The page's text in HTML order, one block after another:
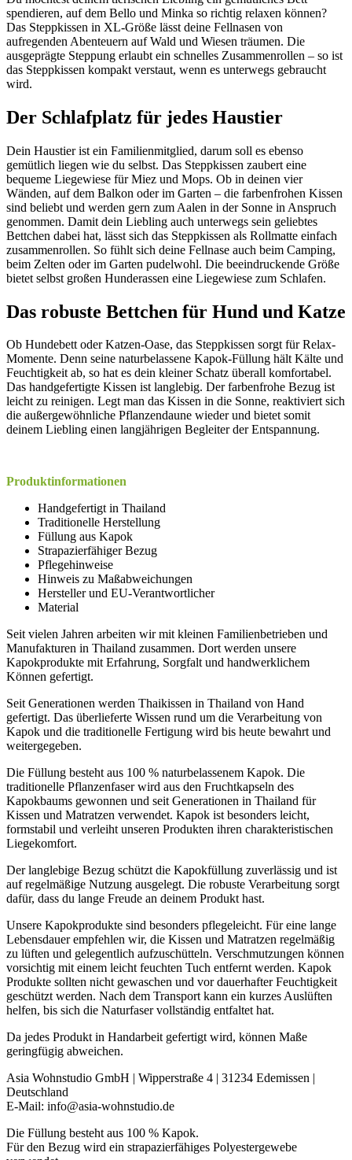
spendieren, auf dem Bello und Minka so richtig relaxen können?
Das Steppkissen in XL-Größe lässt deine Fellnasen von
aufregenden Abenteuern auf Wald und Wiesen träumen. Die
ausgeprägte Steppung erlaubt ein schnelles Zusammenrollen – so ist
das Steppkissen kompakt verstaut, wenn es unterwegs gebraucht
wird.
Der Schlafplatz für jedes Haustier
Dein Haustier ist ein Familienmitglied, darum soll es ebenso
gemütlich liegen wie du selbst. Das Steppkissen zaubert eine
bequeme Liegewiese für Miez und Mops. Ob in deinen vier
Wänden, auf dem Balkon oder im Garten – die farbenfrohen Kissen
sind beliebt und werden gern zum Aalen in der Sonne in Anspruch
genommen. Damit dein Liebling auch unterwegs sein geliebtes
Bettchen dabei hat, lässt sich das Steppkissen als Rollmatte einfach
zusammenrollen. So fühlt sich deine Fellnase auch beim Camping,
beim Zelten oder im Garten pudelwohl. Die beeindruckende Größe
bietet selbst großen Hunderassen eine Liegewiese zum Schlafen.
Das robuste Bettchen für Hund und Katze
Ob Hundebett oder Katzen-Oase, das Steppkissen sorgt für Relax-
Momente. Denn seine naturbelassene Kapok-Füllung hält Kälte und
Feuchtigkeit ab, so hat es dein kleiner Schatz überall komfortabel.
Das handgefertigte Kissen ist langlebig. Der farbenfrohe Bezug ist
leicht zu reinigen. Legt man das Kissen in die Sonne, reaktiviert sich
die außergewöhnliche Pflanzendaune wieder und bietet somit
deinem Liebling einen langjährigen Begleiter der Entspannung.
Produktinformationen
Handgefertigt in Thailand
Traditionelle Herstellung
Füllung aus Kapok
Strapazierfähiger Bezug
Pflegehinweise
Hinweis zu Maßabweichungen
Hersteller und EU-Verantwortlicher
Material
Seit vielen Jahren arbeiten wir mit kleinen Familienbetrieben und
Manufakturen in Thailand zusammen. Dort werden unsere
Kapokprodukte mit Erfahrung, Sorgfalt und handwerklichem
Können gefertigt.
Seit Generationen werden Thaikissen in Thailand von Hand
gefertigt. Das überlieferte Wissen rund um die Verarbeitung von
Kapok und die traditionelle Fertigung wird bis heute bewahrt und
weitergegeben.
Die Füllung besteht aus 100 % naturbelassenem Kapok. Die
traditionelle Pflanzenfaser wird aus den Fruchtkapseln des
Kapokbaums gewonnen und seit Generationen in Thailand für
Kissen und Matratzen verwendet. Kapok ist besonders leicht,
formstabil und verleiht unseren Produkten ihren charakteristischen
Liegekomfort.
Der langlebige Bezug schützt die Kapokfüllung zuverlässig und ist
auf regelmäßige Nutzung ausgelegt. Die robuste Verarbeitung sorgt
dafür, dass du lange Freude an deinem Produkt hast.
Unsere Kapokprodukte sind besonders pflegeleicht. Für eine lange
Lebensdauer empfehlen wir, die Kissen und Matratzen regelmäßig
zu lüften und gelegentlich aufzuschütteln. Verschmutzungen können
vorsichtig mit einem leicht feuchten Tuch entfernt werden. Kapok
Produkte sollten nicht gewaschen und vor dauerhafter Feuchtigkeit
geschützt werden. Nach dem Transport kann ein kurzes Auslüften
helfen, bis sich die Naturfaser vollständig entfaltet hat.
Da jedes Produkt in Handarbeit gefertigt wird, können Maße
geringfügig abweichen.
Asia Wohnstudio GmbH | Wipperstraße 4 | 31234 Edemissen |
Deutschland
E-Mail: info@asia-wohnstudio.de
Die Füllung besteht aus 100 % Kapok.
Für den Bezug wird ein strapazierfähiges Polyestergewebe